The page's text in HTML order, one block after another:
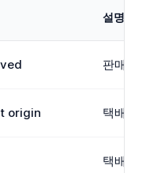
설명
판매자
origin 택배업
택배가